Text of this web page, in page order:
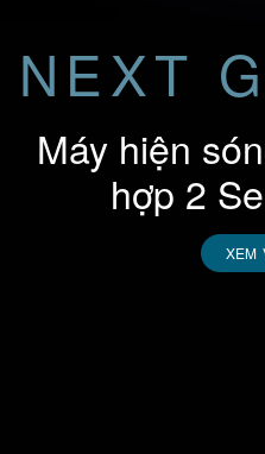
DEUTSCH
VIỆT NAM
简体中文
日本語
NEXT
Máy hiện
hợp 2
XEM